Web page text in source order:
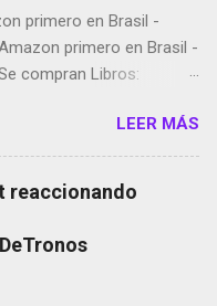
primero en Brasil -
primero en Brasil -
compran Libros:
Twitter deja de verificar
Brian May y el
y vídeo selfies en la
a Kevin Spacey de su
a los que usan el
La serie de la Tierra
bicicletas de alquiler
LEER MÁS
reaccionando